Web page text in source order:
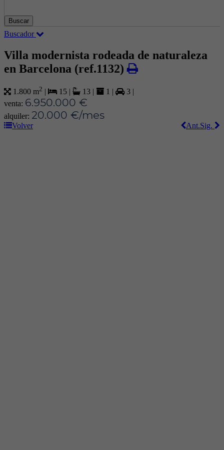
Buscar
Buscador
Villa modernista rodeada de naturaleza
en Barcelona (ref.1132)
1.800 m2 | 15 | 13 | 1 | 3 |
venta: 6.950.000 €
alquiler: 20.000 €/mes
Volver Sig.
Ant.